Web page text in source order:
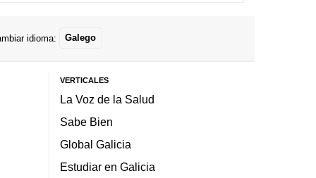
idioma: Galego
VERTICALES
La Voz de la Salud
Sabe Bien
Global Galicia
Estudiar en Galicia